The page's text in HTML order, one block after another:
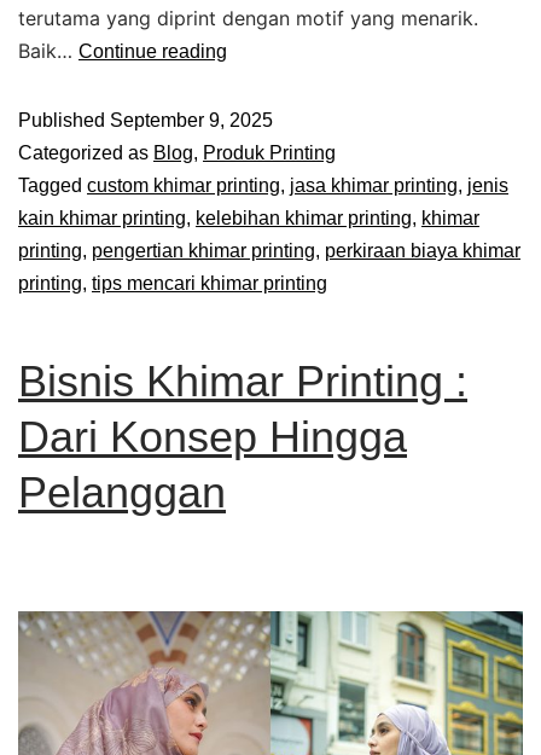
terutama yang diprint dengan motif yang menarik.
Baik… Continue reading
Published September 9, 2025
Categorized as Blog, Produk Printing
Tagged custom khimar printing, jasa khimar printing, jenis
kain khimar printing, kelebihan khimar printing, khimar
printing, pengertian khimar printing, perkiraan biaya khimar
printing, tips mencari khimar printing
Bisnis Khimar Printing :
Dari Konsep Hingga
Pelanggan